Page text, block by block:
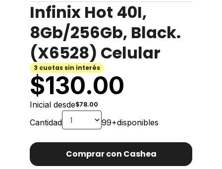
Infinix Hot 40I,
8Gb/256Gb, Black.
(X6528) Celular
3 cuotas sin interés
$130.00
Inicial desde$78.00
Cantidad 99+disponibles
Comprar con Cashea